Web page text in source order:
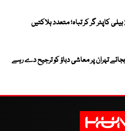
تہران پر معاشی دباؤ کو ترجیح دے رہے